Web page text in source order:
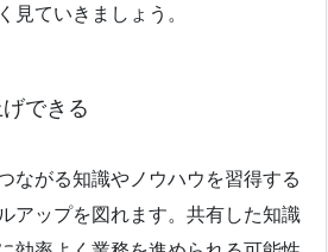
見ていきましょう。
できる
ながる知識やノウハウを習得する
アップを図れます。共有した知識